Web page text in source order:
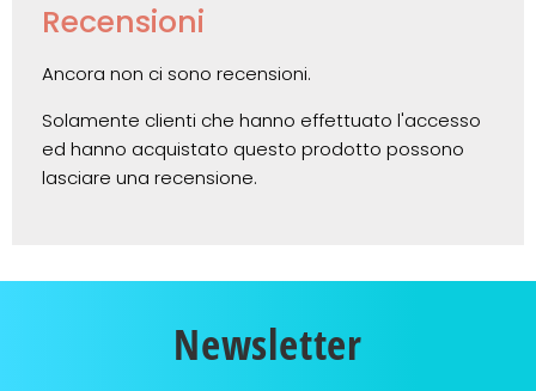
Recensioni
Ancora non ci sono recensioni.
Solamente clienti che hanno effettuato l'accesso
ed hanno acquistato questo prodotto possono
lasciare una recensione.
Newsletter